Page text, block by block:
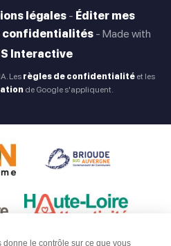
le contrôle sur ce que vous
légales - Éditer mes
confidentialités - Made with
Interactive
Les règles de confidentialitéet les
de Google s'appliquent.